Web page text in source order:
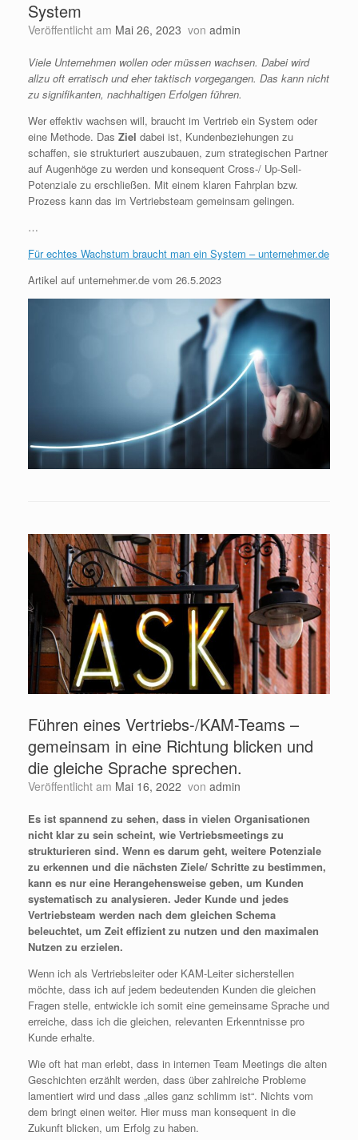
System
Veröffentlicht am Mai 26, 2023 von admin
Viele Unternehmen wollen oder müssen wachsen. Dabei wird
allzu oft erratisch und eher taktisch vorgegangen. Das kann nicht
zu signifikanten, nachhaltigen Erfolgen führen.
Wer effektiv wachsen will, braucht im Vertrieb ein System oder
eine Methode. Das Ziel dabei ist, Kundenbeziehungen zu
schaffen, sie strukturiert auszubauen, zum strategischen Partner
auf Augenhöge zu werden und konsequent Cross-/ Up-Sell-
Potenziale zu erschließen. Mit einem klaren Fahrplan bzw.
Prozess kann das im Vertriebsteam gemeinsam gelingen.
…
Für echtes Wachstum braucht man ein System – unternehmer.de
Artikel auf unternehmer.de vom 26.5.2023
Führen eines Vertriebs-/KAM-Teams –
gemeinsam in eine Richtung blicken und
die gleiche Sprache sprechen.
Veröffentlicht am Mai 16, 2022 von admin
Es ist spannend zu sehen, dass in vielen Organisationen
nicht klar zu sein scheint, wie Vertriebsmeetings zu
strukturieren sind. Wenn es darum geht, weitere Potenziale
zu erkennen und die nächsten Ziele/ Schritte zu bestimmen,
kann es nur eine Herangehensweise geben, um Kunden
systematisch zu analysieren. Jeder Kunde und jedes
Vertriebsteam werden nach dem gleichen Schema
beleuchtet, um Zeit effizient zu nutzen und den maximalen
Nutzen zu erzielen.
Wenn ich als Vertriebsleiter oder KAM-Leiter sicherstellen
möchte, dass ich auf jedem bedeutenden Kunden die gleichen
Fragen stelle, entwickle ich somit eine gemeinsame Sprache und
erreiche, dass ich die gleichen, relevanten Erkenntnisse pro
Kunde erhalte.
Wie oft hat man erlebt, dass in internen Team Meetings die alten
Geschichten erzählt werden, dass über zahlreiche Probleme
lamentiert wird und dass „alles ganz schlimm ist“. Nichts vom
dem bringt einen weiter. Hier muss man konsequent in die
Zukunft blicken, um Erfolg zu haben.